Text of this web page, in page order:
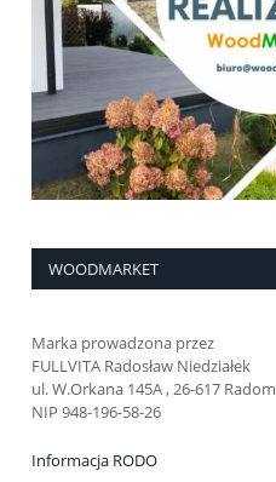
WOODMARKET
Marka prowadzona przez
FULLVITA Radosław Niedziałek
ul. W.Orkana 145A , 26-617 Radom
NIP 948-196-58-26
Informacja RODO